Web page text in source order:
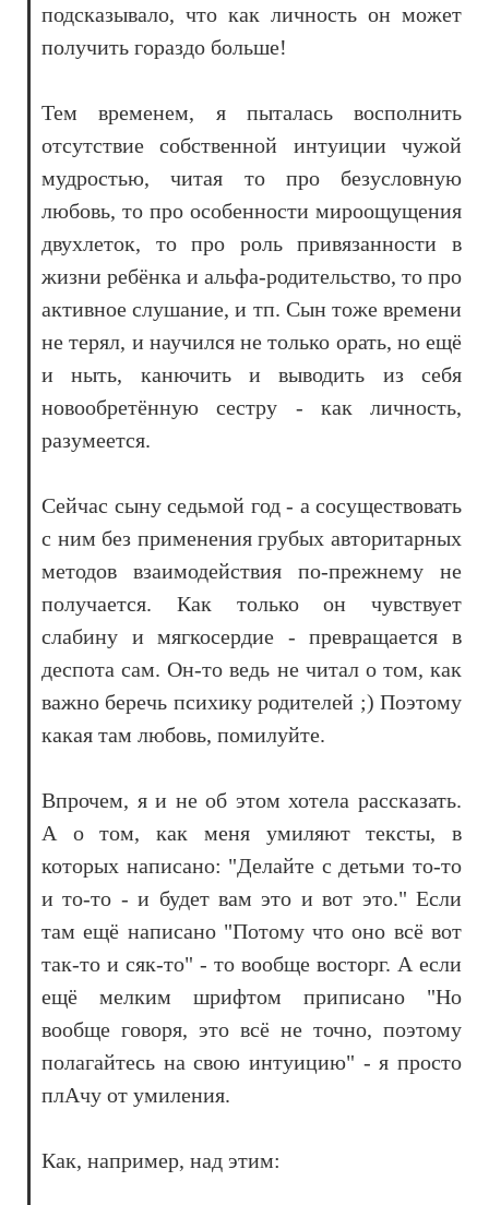
подсказывало, что как личность он может
получить гораздо больше!
Тем временем, я пыталась восполнить
отсутствие собственной интуиции чужой
мудростью, читая то про безусловную
любовь, то про особенности мироощущения
двухлеток, то про роль привязанности в
жизни ребёнка и альфа-родительство, то про
активное слушание, и тп. Сын тоже времени
не терял, и научился не только орать, но ещё
и ныть, канючить и выводить из себя
новообретённую сестру - как личность,
разумеется.
Сейчас сыну седьмой год - а сосуществовать
с ним без применения грубых авторитарных
методов взаимодействия по-прежнему не
получается. Как только он чувствует
слабину и мягкосердие - превращается в
деспота сам. Он-то ведь не читал о том, как
важно беречь психику родителей ;) Поэтому
какая там любовь, помилуйте.
Впрочем, я и не об этом хотела рассказать.
А о том, как меня умиляют тексты, в
которых написано: "Делайте с детьми то-то
и то-то - и будет вам это и вот это." Если
там ещё написано "Потому что оно всё вот
так-то и сяк-то" - то вообще восторг. А если
ещё мелким шрифтом приписано "Но
вообще говоря, это всё не точно, поэтому
полагайтесь на свою интуицию" - я просто
плАчу от умиления.
Как, например, над этим: